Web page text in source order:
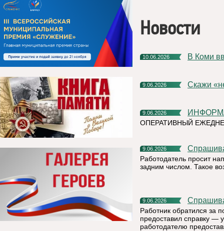
Новости
10.06.2026 В Коми
9.06.2026 Скажи
9.06.2026
ОПЕРАТИВНЫЙ
9.06.2026
Работодатель просит
задним числом. Такое
9.06.2026
Работник обратился за
предоставил справку —
работодателю